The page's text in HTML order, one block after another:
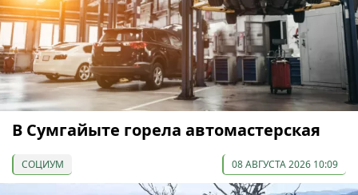
В Сумгайыте горела автомастерская
СОЦИУМ 08 АВГУСТА 2026 10:09